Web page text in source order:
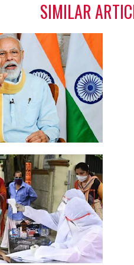
SIMILAR